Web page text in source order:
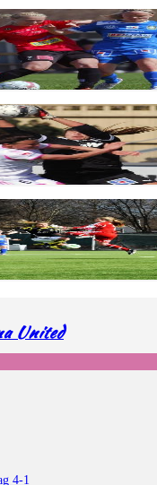
– QBIK
– Mallbackens IF
United
4-1